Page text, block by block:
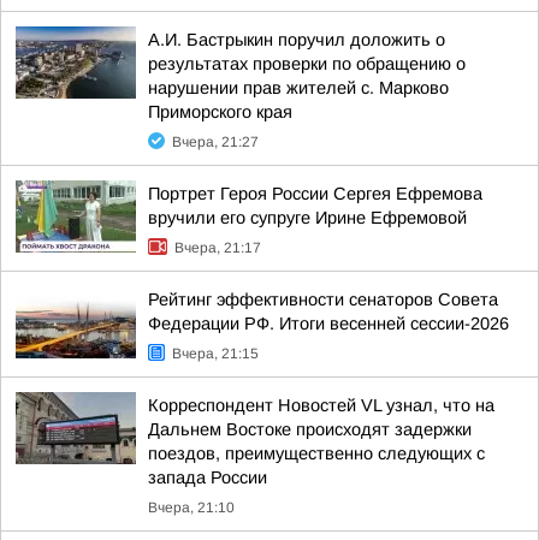
А.И. Бастрыкин поручил доложить о
результатах проверки по обращению о
нарушении прав жителей с. Марково
Приморского края
Вчера, 21:27
Портрет Героя России Сергея Ефремова
вручили его супруге Ирине Ефремовой
Вчера, 21:17
Рейтинг эффективности сенаторов Совета
Федерации РФ. Итоги весенней сессии-2026
Вчера, 21:15
Корреспондент Новостей VL узнал, что на
Дальнем Востоке происходят задержки
поездов, преимущественно следующих с
запада России
Вчера, 21:10